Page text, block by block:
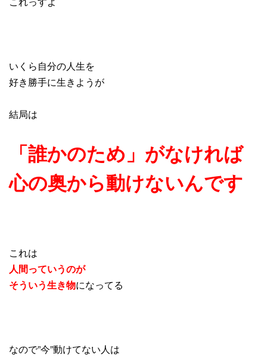
いくら自分の人生を
好き勝手に生きようが
結局は
「誰かのため」がなければ
心の奥から動けないんです
これは
人間っていうのが
そういう生き物になってる
なので”今”動けてない人は